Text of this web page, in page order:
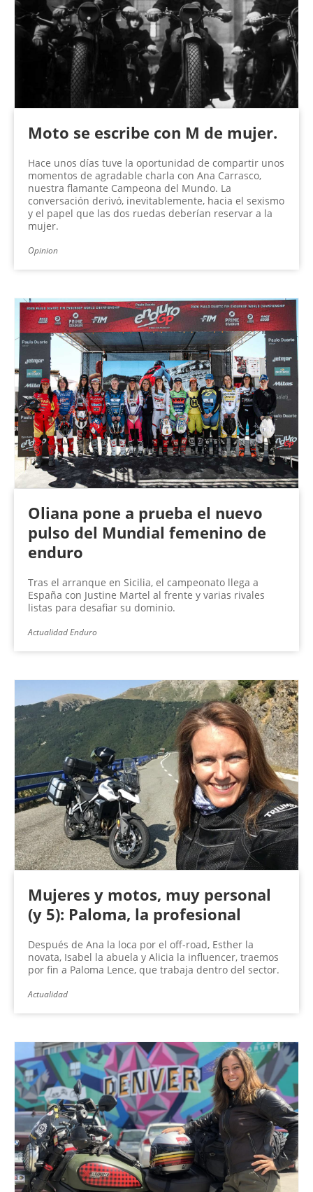
Moto se escribe con M de mujer.
Hace unos días tuve la oportunidad de compartir unos
momentos de agradable charla con Ana Carrasco,
nuestra flamante Campeona del Mundo. La
conversación derivó, inevitablemente, hacia el sexismo
y el papel que las dos ruedas deberían reservar a la
mujer.
Opinion
Oliana pone a prueba el nuevo
pulso del Mundial femenino de
enduro
Tras el arranque en Sicilia, el campeonato llega a
España con Justine Martel al frente y varias rivales
listas para desafiar su dominio.
Actualidad Enduro
Mujeres y motos, muy personal
(y 5): Paloma, la profesional
Después de Ana la loca por el off-road, Esther la
novata, Isabel la abuela y Alicia la influencer, traemos
por fin a Paloma Lence, que trabaja dentro del sector.
Actualidad